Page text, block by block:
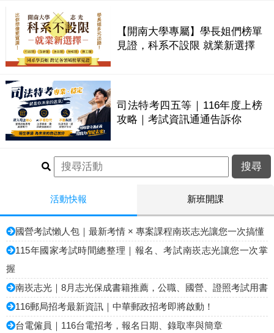
【開南大學專屬】學長姐們榜單
見證，科系不設限 就業新選擇
司法特考四五等｜116年度上榜
攻略｜考試資訊通通告訴你
活動快報 新班開課
國營考試懶人包｜最新考情 × 專案課程南崁志光讓您一次搞懂
115年國家考試時間總整理｜報名、考試南崁志光讓您一次掌
握
南崁志光｜8月志光保成書籍推薦，公職、國營、證照考試用書
116郵局招考最新資訊｜中華郵政招考即將啟動！
台電僱員｜116台電招考，報名日期、錄取率與簡章